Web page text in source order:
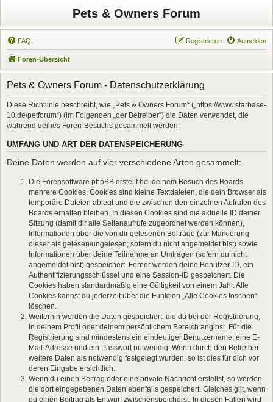
Pets & Owners Forum
FAQ Anmelden
Registrieren
Foren-Übersicht
Pets & Owners Forum - Datenschutzerklärung
Diese Richtlinie beschreibt, wie „Pets & Owners Forum“ („https://www.starbase-
10.de/petforum“) (im Folgenden „der Betreiber“) die Daten verwendet, die
während deines Foren-Besuchs gesammelt werden.
UMFANG UND ART DER DATENSPEICHERUNG
Deine Daten werden auf vier verschiedene Arten gesammelt:
Die Forensoftware phpBB erstellt bei deinem Besuch des Boards
mehrere Cookies. Cookies sind kleine Textdateien, die dein Browser als
temporäre Dateien ablegt und die zwischen den einzelnen Aufrufen des
Boards erhalten bleiben. In diesen Cookies sind die aktuelle ID deiner
Sitzung (damit dir alle Seitenaufrufe zugeordnet werden können),
Informationen über die von dir gelesenen Beiträge (zur Markierung
dieser als gelesen/ungelesen; sofern du nicht angemeldet bist) sowie
Informationen über deine Teilnahme an Umfragen (sofern du nicht
angemeldet bist) gespeichert. Ferner werden deine Benutzer-ID, ein
Authentifizierungsschlüssel und eine Session-ID gespeichert. Die
Cookies haben standardmäßig eine Gültigkeit von einem Jahr. Alle
Cookies kannst du jederzeit über die Funktion „Alle Cookies löschen“
löschen.
Weiterhin werden die Daten gespeichert, die du bei der Registrierung,
in deinem Profil oder deinem persönlichem Bereich angibst. Für die
Registrierung sind mindestens ein eindeutiger Benutzername, eine E-
Mail-Adresse und ein Passwort notwendig. Wenn durch den Betreiber
weitere Daten als notwendig festgelegt wurden, so ist dies für dich vor
deren Eingabe ersichtlich.
Wenn du einen Beitrag oder eine private Nachricht erstellst, so werden
die dort eingegebenen Daten ebenfalls gespeichert. Gleiches gilt, wenn
du einen Beitrag als Entwurf zwischenspeicherst. In diesen Fällen wird